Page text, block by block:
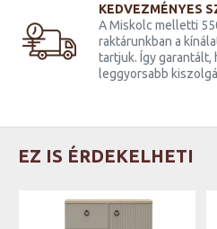
KEDVEZMÉNYES
A Miskolc melletti
raktárunkban a
tartjuk. Így garantált,
leggyorsabb
EZ IS ÉRDEKELHETI